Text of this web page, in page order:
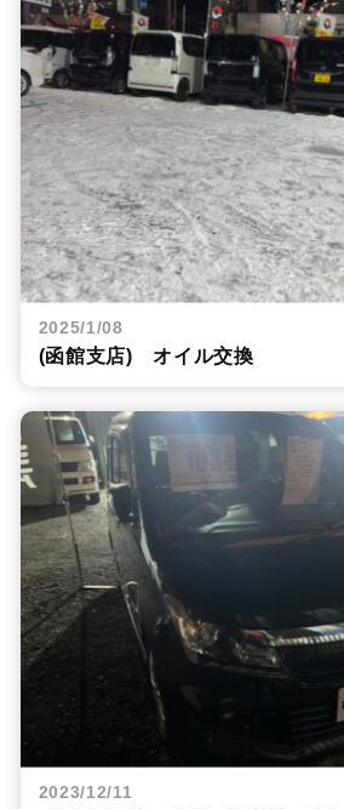
2025/1/08
(函館支店) オイル交換
2023/12/11